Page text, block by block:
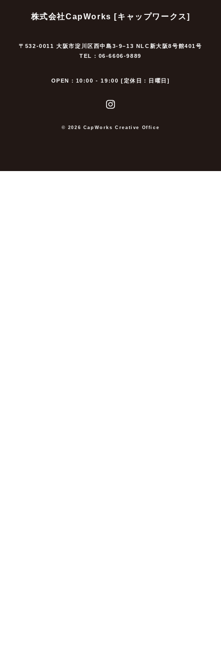
株式会社CapWorks [キャップワークス]
〒532-0011 大阪市淀川区西中島3-9−13 NLC新大阪8号館401号
TEL：06-6606-9889
OPEN：10:00 - 19:00 [定休日：日曜日]
© 2026 CapWorks Creative Office